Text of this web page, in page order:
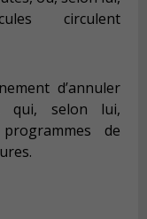
circulent
d’annuler
qui, selon lui,
de